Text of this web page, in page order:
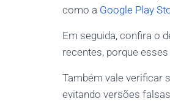
como a Google Play
Em seguida, confira o
recentes, porque
Também vale verificar
evitando versões